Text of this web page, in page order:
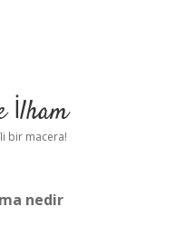
İlham
bir macera!
nedir